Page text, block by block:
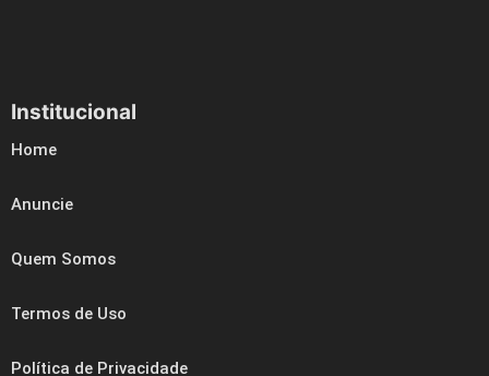
Institucional
Home
Anuncie
Quem Somos
Termos de Uso
Política de Privacidade